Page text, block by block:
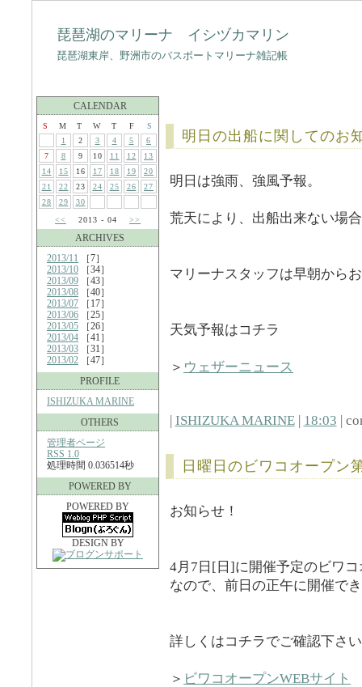
琵琶湖のマリーナ イシヅカマリン
琵琶湖東岸、野洲市のバスボートマリーナ雑記帳
CALENDAR
S M T W T F
S
1
2 3 4 5
6
7
8 9 10 11 12
13
14
15 16 17 18 19
20
21
22 23 24 25 26
27
28
29
30
<<
2013 - 04 >>
ARCHIVES
2013/11 ［7］
2013/10 ［34］
2013/09 ［43］
2013/08 ［40］
2013/07 ［17］
2013/06 ［25］
2013/05 ［26］
2013/04 ［41］
2013/03 ［31］
2013/02 ［47］
PROFILE
ISHIZUKA MARINE
OTHERS
管理者ページ
RSS 1.0
処理時間 0.036514秒
POWERED BY
POWERED BY
DESIGN BY
明日の出船に関してのお
明日は強雨、強風予報。
荒天により、出船出来ない場
マリーナスタッフは早朝から
天気予報はコチラ
＞ ウェザーニュース
| ISHIZUKA MARINE| 18:03 |
日曜日のビワコオープン
お知らせ！
4月7日[日]に開催予定のビワ
なので、前日の正午に開催で
詳しくはコチラでご確認下さ
＞ ビワコオープンWEBサイト